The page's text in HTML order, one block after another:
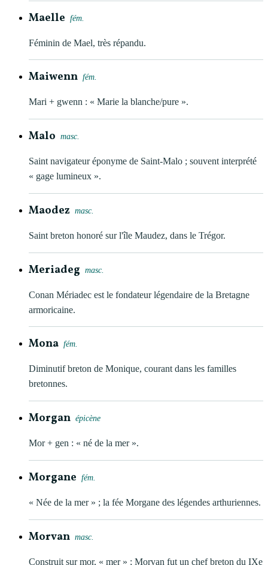
Maelle fém.
Féminin de Mael, très répandu.
Maiwenn fém.
Mari + gwenn : « Marie la blanche/pure ».
Malo masc.
Saint navigateur éponyme de Saint-Malo ; souvent interprété
« gage lumineux ».
Maodez masc.
Saint breton honoré sur l'île Maudez, dans le Trégor.
Meriadeg masc.
Conan Mériadec est le fondateur légendaire de la Bretagne
armoricaine.
Mona fém.
Diminutif breton de Monique, courant dans les familles
bretonnes.
Morgan épicène
Mor + gen : « né de la mer ».
Morgane fém.
« Née de la mer » ; la fée Morgane des légendes arthuriennes.
Morvan masc.
Construit sur mor, « mer » ; Morvan fut un chef breton du IXe